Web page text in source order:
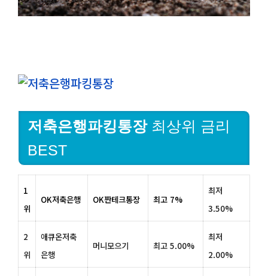
저축은행파킹통장최상위 금리
BEST
1
위
OK저축은행 OK짠테크통장 최고 7%
최저
3.50%
2
위
애큐온저축
은행
머니모으기 최고 5.00%
최저
2.00%